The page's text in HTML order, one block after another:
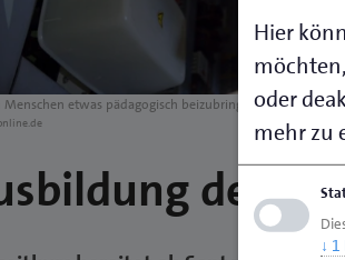
Menschen etwas pädagogisch beizubringen, will gelernt
der
Hier
oder
mehr zu
↓ 1